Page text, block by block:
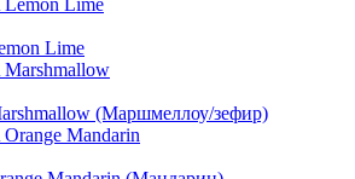
Lime
(Маршмеллоу/зефир)